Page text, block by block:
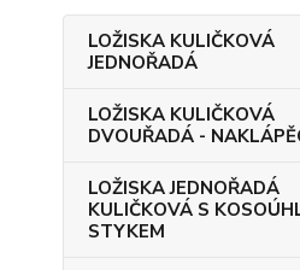
LOŽISKA KULIČKOVÁ
JEDNOŘADÁ
LOŽISKA KULIČKOVÁ
DVOUŘADÁ -
LOŽISKA JEDNOŘADÁ
KULIČKOVÁ S
STYKEM